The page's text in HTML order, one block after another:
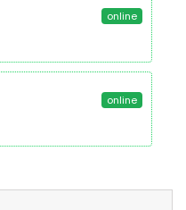
online
online